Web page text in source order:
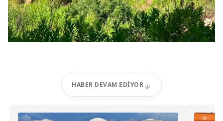
HABER DEVAM EDIYOR